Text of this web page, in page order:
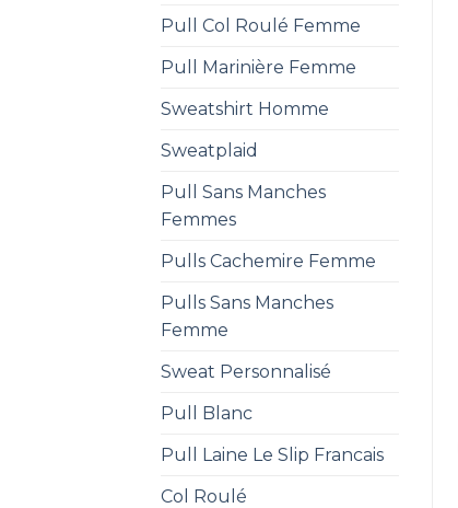
Pull Col Roulé Femme
Pull Marinière Femme
Sweatshirt Homme
Sweatplaid
Pull Sans Manches
Femmes
Pulls Cachemire Femme
Pulls Sans Manches
Femme
Sweat Personnalisé
Pull Blanc
Pull Laine Le Slip Francais
Col Roulé